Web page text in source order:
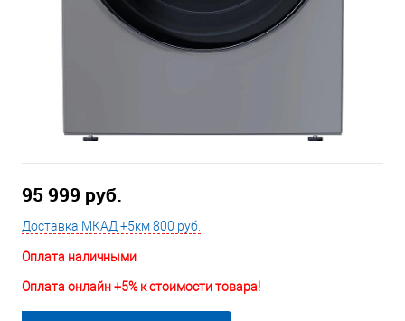
95 999 руб.
Доставка МКАД +5км 800 руб.
Оплата наличными
Оплата онлайн +5% к стоимости товара!